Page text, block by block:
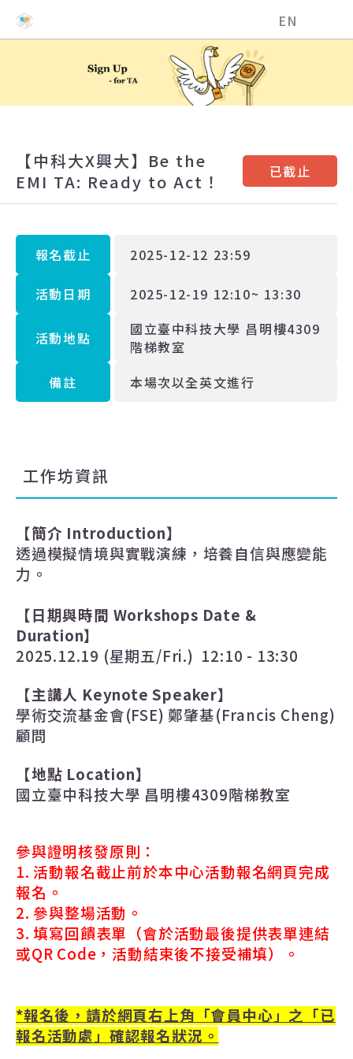
EN
【中科大X興大】Be the
EMI TA: Ready to Act！
已截止
報名截止 2025-12-12 23:59
活動日期 2025-12-19 12:10~ 13:30
活動地點
國立臺中科技大學 昌明樓4309
階梯教室
備註
本場次以全英文進行
工作坊資訊
【簡介 Introduction】
透過模擬情境與實戰演練，培養自信與應變能
力。
【日期與時間 Workshops Date &
Duration】
2025.12.19 (星期五/Fri.) 12:10 - 13:30
【主講人 Keynote Speaker】
學術交流基金會(FSE) 鄭肇基(Francis Cheng)
顧問
【地點 Location】
國立臺中科技大學 昌明樓4309階梯教室
參與證明核發原則：
1. 活動報名截止前於本中心活動報名網頁完成
報名。
2. 參與整場活動。
3. 填寫回饋表單（會於活動最後提供表單連結
或QR Code ，活動結束後不接受補填）。
*報名後，請於網頁右上角「會員中心」之「已
報名活動處」確認報名狀況。